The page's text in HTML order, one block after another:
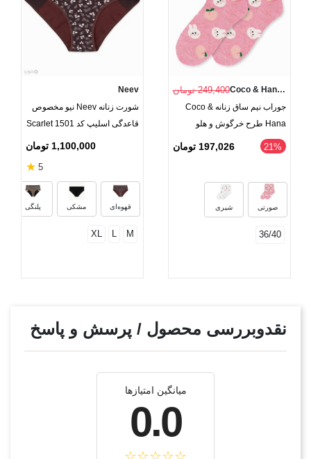
Coco & Hana (Dobera) 249,400 تومان
جوراب نیم ساق زنانه Coco &
Hana طرح خرگوش و هلو
‎21% 197,026 تومان
صورتی شیری
36/40
Neev
شورت زنانه Neev نیو مخصوص
قاعدگی اسلیپ کد Scarlet 1501
1,100,000 تومان
5
★
قهوه‌ای مشکی پلنگی
M
L
XL
نقدوبررسی محصول / پرسش و پاسخ
میانگین امتیازها
0.0